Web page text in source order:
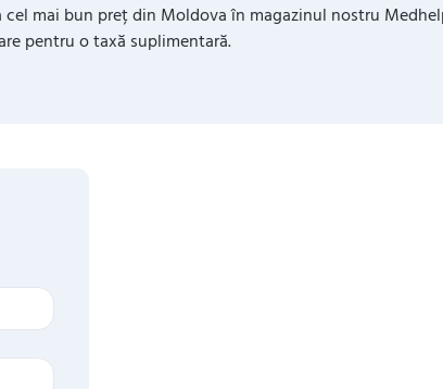
mai bun preț din Moldova în magazinul nostru
pentru o taxă suplimentară.